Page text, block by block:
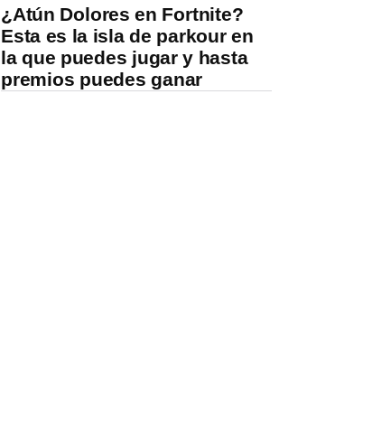
¿Atún Dolores en Fortnite?
Esta es la isla de parkour en
la que puedes jugar y hasta
premios puedes ganar